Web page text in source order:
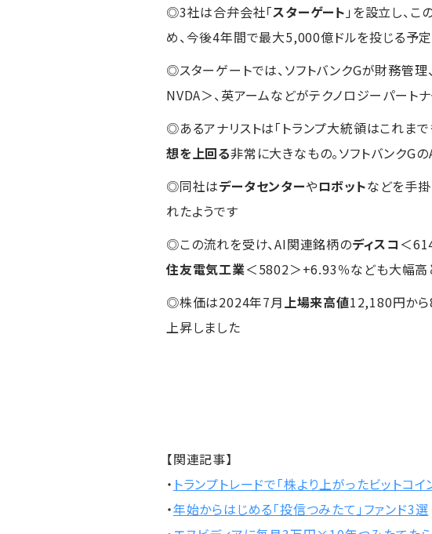
◎3社は合弁会社「スターゲート 」を設立し、
め、今後4年間で最大5,000億ドルを投じる予
◎スターゲートでは、ソフトバンクGが財務管理
NVDA＞、英アームなどがテクノロジーパート
◎あるアナリストは「トランプ大統領はこれま
想を上回る非常に大きなもの。ソフトバンクG
◎同社はデータセンターやロボットなどを手
れたようです
◎この流れを受け、AI関連銘柄のディスコ ＜
住友電気工業＜5802＞+6.93％なども大幅高
◎株価は2024年7月上場来高値12,180円か
上昇しました
【関連記事】
・ トランプトレードで「株より上がったビットコ
・年始からはじめる「投信つみたて」ファンド3選